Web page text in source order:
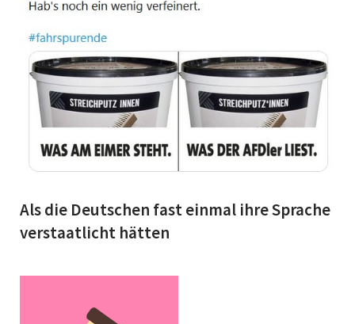
Als die Deutschen fast einmal ihre Sprache
verstaatlicht hätten